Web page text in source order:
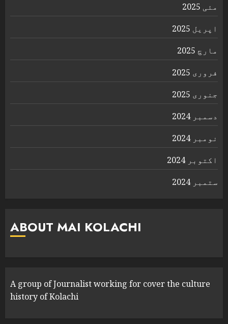
مئی 2025
اپریل 2025
مارچ 2025
فروری 2025
جنوری 2025
دسمبر 2024
نومبر 2024
اکتوبر 2024
ستمبر 2024
ABOUT MAI KOLACHI
A group of Journalist working for cover the culture
history of Kolachi